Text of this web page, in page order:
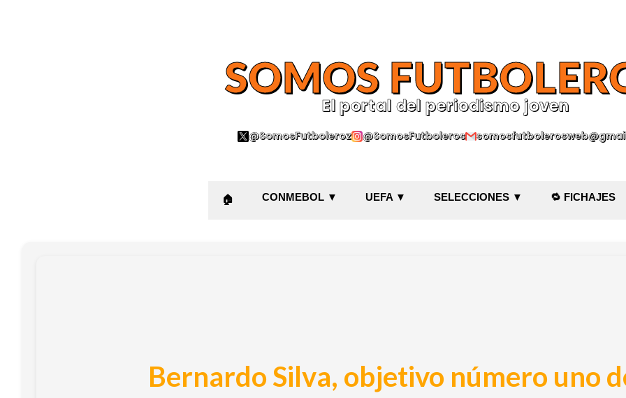
SOMOS
El portal del periodismo joven
@SomosFutboleroz @SomosFutboleros
🏠 CONMEBOL ▼ UEFA ▼ SELECCIONES ▼ 🔁 FICHAJES
Bernardo Silva, objetivo número uno